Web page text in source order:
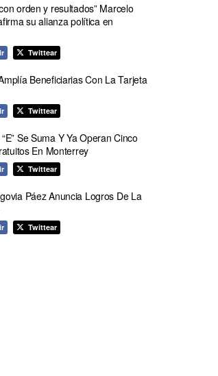
orden y resultados” Marcelo
su alianza política en
Twittear
Beneficiarias Con La Tarjeta
Twittear
Se Suma Y Ya Operan Cinco
En Monterrey
Twittear
Páez Anuncia Logros De La
Twittear